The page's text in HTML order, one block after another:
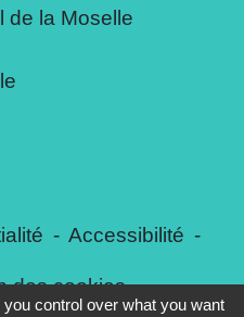
de la Moselle
- Accessibilité -
des cookies
control over what you want